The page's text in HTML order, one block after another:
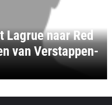
Lagrue naar Red
van Verstappen-